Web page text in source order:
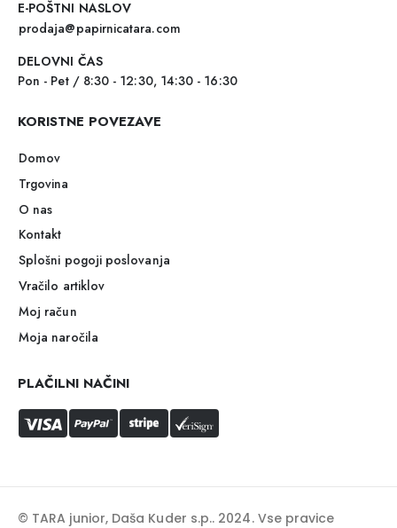
E-POŠTNI NASLOV
prodaja@papirnicatara.com
DELOVNI ČAS
Pon - Pet / 8:30 - 12:30, 14:30 - 16:30
KORISTNE POVEZAVE
Domov
Trgovina
O nas
Kontakt
Splošni pogoji poslovanja
Vračilo artiklov
Moj račun
Moja naročila
PLAČILNI NAČINI
© TARA junior, Daša Kuder s.p.. 2024. Vse pravice